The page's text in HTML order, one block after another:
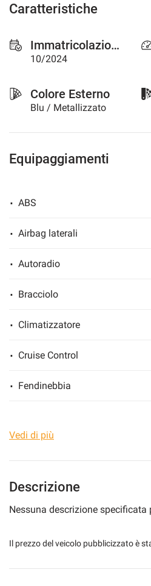
Caratteristiche
Immatricolazione
10/2024
Colore Esterno
Blu / Metallizzato
Equipaggiamenti
ABS
Airbag laterali
Autoradio
Bracciolo
Climatizzatore
Cruise Control
Fendinebbia
Vedi di più
Descrizione
Nessuna descrizione specificata
Il prezzo del veicolo pubblicizzato è